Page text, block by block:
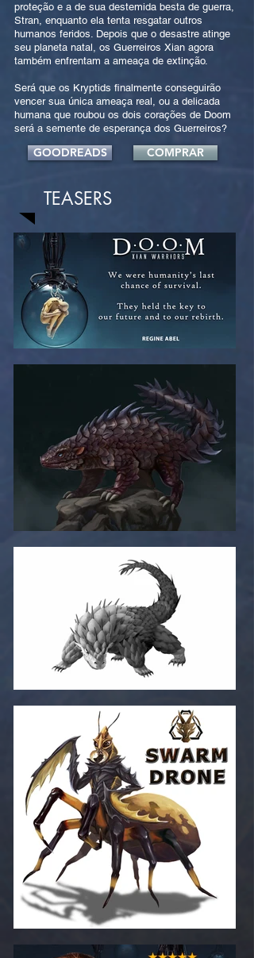
proteção e a de sua destemida besta de guerra,
Stran, enquanto ela tenta resgatar outros
humanos feridos. Depois que o desastre atinge
seu planeta natal, os Guerreiros Xian agora
também enfrentam a ameaça de extinção.
Será que os Kryptids finalmente conseguirão
vencer sua única ameaça real, ou a delicada
humana que roubou os dois corações de Doom
será a semente de esperança dos Guerreiros?
GOODREADS COMPRAR
TEASERS